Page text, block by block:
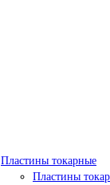
Пластины токарные
Пластины